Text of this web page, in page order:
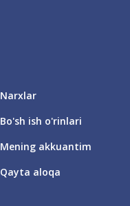
Narxlar
Bo'sh ish o'rinlari
Mening akkuantim
Qayta aloqa